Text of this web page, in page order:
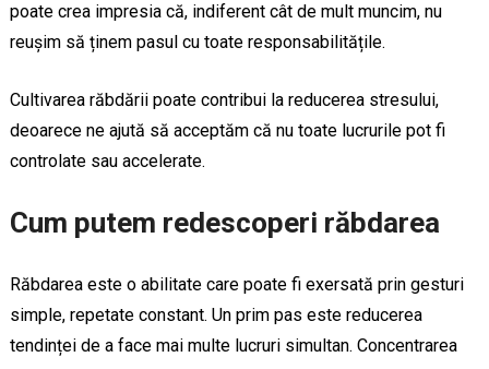
poate crea impresia că, indiferent cât de mult muncim, nu
reușim să ținem pasul cu toate responsabilitățile.
Cultivarea răbdării poate contribui la reducerea stresului,
deoarece ne ajută să acceptăm că nu toate lucrurile pot fi
controlate sau accelerate.
Cum putem redescoperi răbdarea
Răbdarea este o abilitate care poate fi exersată prin gesturi
simple, repetate constant. Un prim pas este reducerea
tendinței de a face mai multe lucruri simultan. Concentrarea